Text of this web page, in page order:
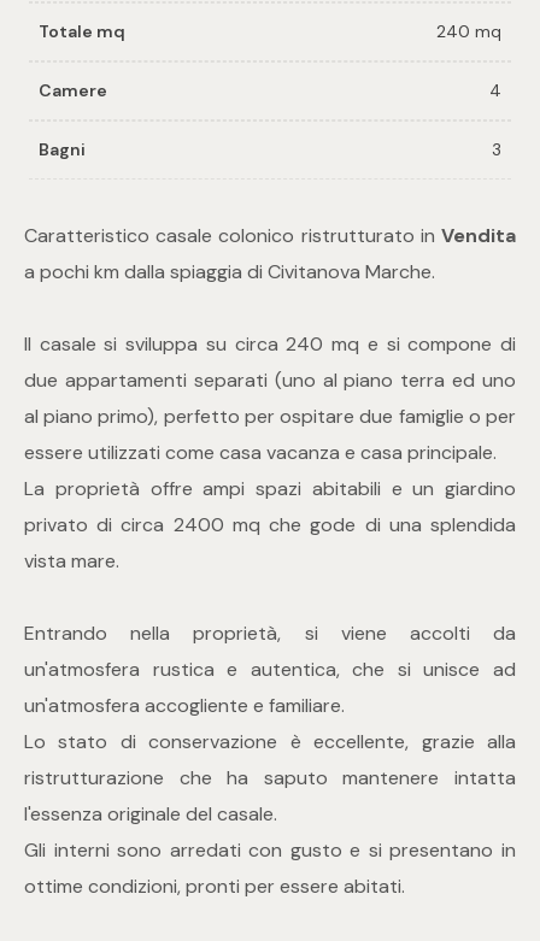
Totale mq 240 mq
Camere 4
Bagni 3
Caratteristico casale colonico ristrutturato in Vendita
a pochi km dalla spiaggia di Civitanova Marche.
Il casale si sviluppa su circa 240 mq e si compone di
due appartamenti separati (uno al piano terra ed uno
al piano primo), perfetto per ospitare due famiglie o per
essere utilizzati come casa vacanza e casa principale.
La proprietà offre ampi spazi abitabili e un giardino
privato di circa 2400 mq che gode di una splendida
vista mare.
Entrando nella proprietà, si viene accolti da
un'atmosfera rustica e autentica, che si unisce ad
un'atmosfera accogliente e familiare.
Lo stato di conservazione è eccellente, grazie alla
ristrutturazione che ha saputo mantenere intatta
l'essenza originale del casale.
Gli interni sono arredati con gusto e si presentano in
ottime condizioni, pronti per essere abitati.
Residenziali
Commerciali
Industriali
Prezzo
mq